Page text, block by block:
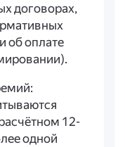
договорах,
об оплате
12-
одной